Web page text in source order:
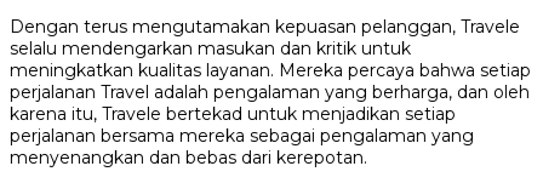
Dengan terus mengutamakan kepuasan pelanggan, Travele
selalu mendengarkan masukan dan kritik untuk
meningkatkan kualitas layanan. Mereka percaya bahwa setiap
perjalanan Travel adalah pengalaman yang berharga, dan oleh
karena itu, Travele bertekad untuk menjadikan setiap
perjalanan bersama mereka sebagai pengalaman yang
menyenangkan dan bebas dari kerepotan.